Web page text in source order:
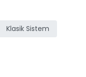
Klasik Sistem